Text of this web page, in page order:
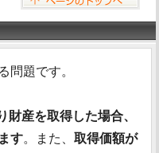
問題です。
財産を取得した場合、
す。また、 取得価額が